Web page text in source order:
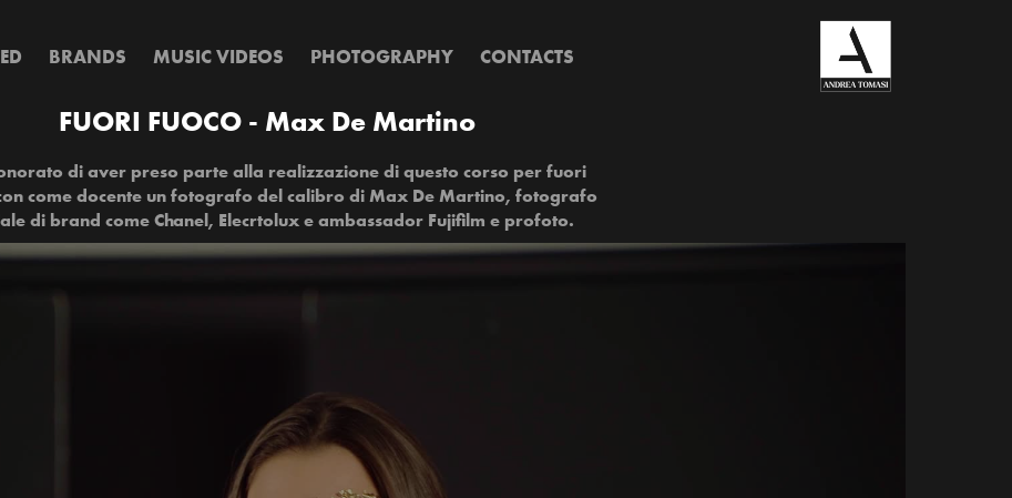
BRANDS MUSIC VIDEOS PHOTOGRAPHY CONTACTS
FUORI FUOCO - Max De Martino
di aver preso parte alla realizzazione di questo corso per fuori
come docente un fotografo del calibro di Max De Martino, fotografo
di brand come Chanel, Elecrtolux e ambassador Fujifilm e profoto.